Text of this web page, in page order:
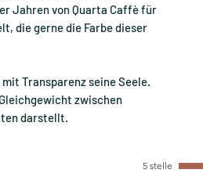
Jahren von Quarta Caffè für
die gerne die Farbe dieser
Transparenz seine Seele.
zwischen
darstellt.
5 stelle